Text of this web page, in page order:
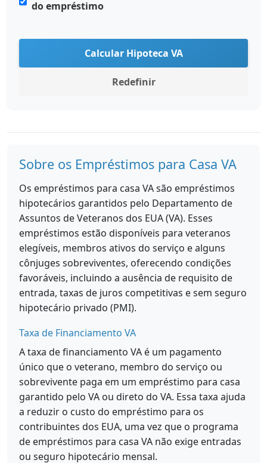
do empréstimo
Calcular Hipoteca VA
Redefinir
Sobre os Empréstimos para Casa VA
Os empréstimos para casa VA são empréstimos
hipotecários garantidos pelo Departamento de
Assuntos de Veteranos dos EUA (VA). Esses
empréstimos estão disponíveis para veteranos
elegíveis, membros ativos do serviço e alguns
cônjuges sobreviventes, oferecendo condições
favoráveis, incluindo a ausência de requisito de
entrada, taxas de juros competitivas e sem seguro
hipotecário privado (PMI).
Taxa de Financiamento VA
A taxa de financiamento VA é um pagamento
único que o veterano, membro do serviço ou
sobrevivente paga em um empréstimo para casa
garantido pelo VA ou direto do VA. Essa taxa ajuda
a reduzir o custo do empréstimo para os
contribuintes dos EUA, uma vez que o programa
de empréstimos para casa VA não exige entradas
ou seguro hipotecário mensal.